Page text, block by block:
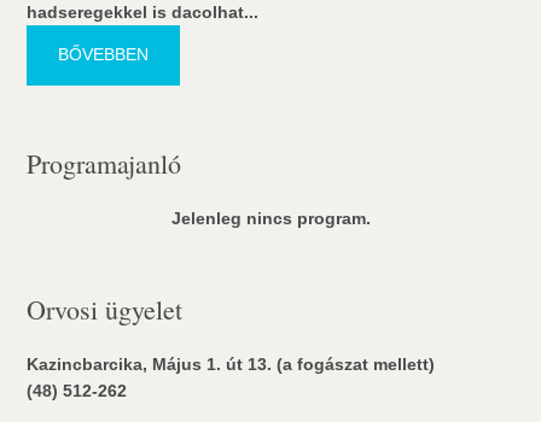
hadseregekkel is dacolhat...
BŐVEBBEN
Programajanló
Jelenleg nincs program.
Orvosi ügyelet
Kazincbarcika, Május 1. út 13. (a fogászat mellett)
(48) 512-262